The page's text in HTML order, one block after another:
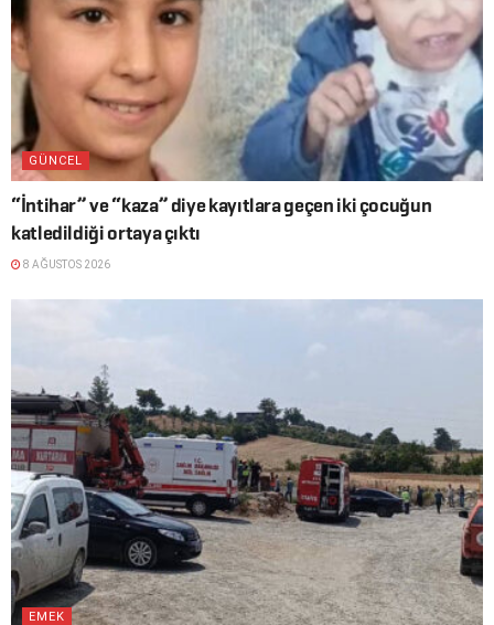
GÜNCEL
“İntihar” ve “kaza” diye kayıtlara geçen iki çocuğun
katledildiği ortaya çıktı
8 AĞUSTOS 2026
EMEK